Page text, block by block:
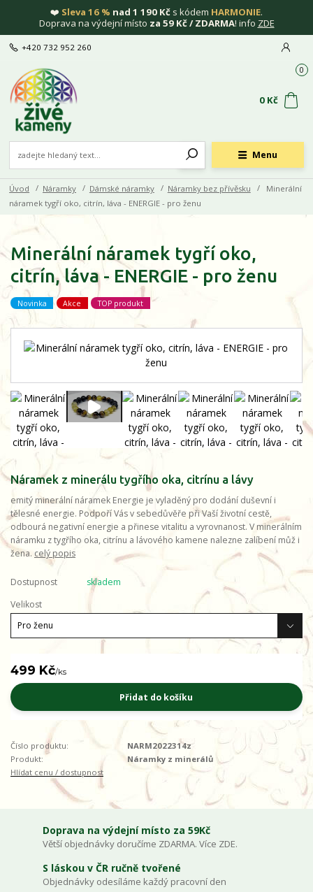
❤️ Sleva 16 % nad 1 190 Kč s kódem HARMONIE.
Doprava na výdejní místo za 59 Kč / ZDARMA! info ZDE
Menu
+420 732 952 260
0
0 Kč
Úvod Náramky Dámské náramky Náramky bez přívěsku
Minerální
náramek tygří oko, citrín, láva - ENERGIE - pro ženu
Minerální náramek tygří oko,
citrín, láva - ENERGIE - pro ženu
Novinka Akce TOP produkt
Náramek z minerálu tygřího oka, citrínu a lávy
emitý minerální náramek Energie je vyladěný pro dodání duševní i
tělesné energie. Podpoří Vás v sebedůvěře při Vaší životní cestě,
odbourá negativní energie a přinese vitalitu a vyrovnanost. V minerálním
náramku z tygřího oka, citrínu a lávového kamene nalezne zalíbení můž i
žena. celý popis
Dostupnost
skladem
Velikost
499 Kč/ks
Přidat do košíku
Číslo produktu:
NARM2022314z
Produkt:
Náramky z minerálů
Hlídat cenu / dostupnost
Doprava na výdejní místo za 59Kč
Větší objednávky doručíme ZDARMA. Více ZDE.
S láskou v ČR ručně tvořené
Objednávky odesíláme každý pracovní den